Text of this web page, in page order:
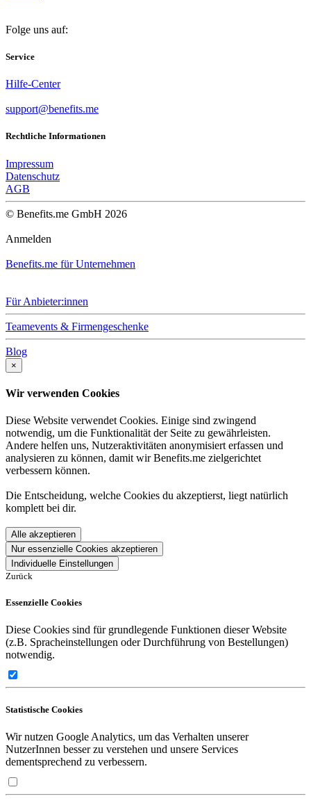
Folge uns auf:
Service
Hilfe-Center
support@benefits.me
Rechtliche Informationen
Impressum
Datenschutz
AGB
© Benefits.me GmbH 2026
Anmelden
Benefits.me für Unternehmen
Für Anbieter:innen
Teamevents & Firmengeschenke
Blog
×
Wir verwenden Cookies
Diese Website verwendet Cookies. Einige sind zwingend
notwendig, um die Funktionalität der Seite zu gewährleisten.
Andere helfen uns, Nutzeraktivitäten anonymisiert erfassen und
analysieren zu können, damit wir Benefits.me zielgerichtet
verbessern können.
Die Entscheidung, welche Cookies du akzeptierst, liegt natürlich
komplett bei dir.
Alle akzeptieren
Nur essenzielle Cookies akzeptieren
Individuelle Einstellungen
Zurück
Essenzielle Cookies
Diese Cookies sind für grundlegende Funktionen dieser Website
(z.B. Spracheinstellungen oder Durchführung von Bestellungen)
notwendig.
Statistische Cookies
Wir nutzen Google Analytics, um das Verhalten unserer
NutzerInnen besser zu verstehen und unsere Services
dementsprechend zu verbessern.